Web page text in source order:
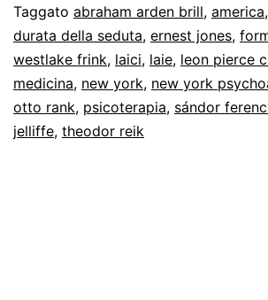
laica
in
America
Taggato abraham arden brill, america,
durata della seduta, ernest jones,
westlake frink, laici, laie, leon pierce
medicina, new york, new york
otto rank, psicoterapia, sándor
jelliffe, theodor reik